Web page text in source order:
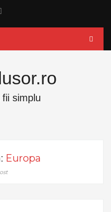
simplu
Europa